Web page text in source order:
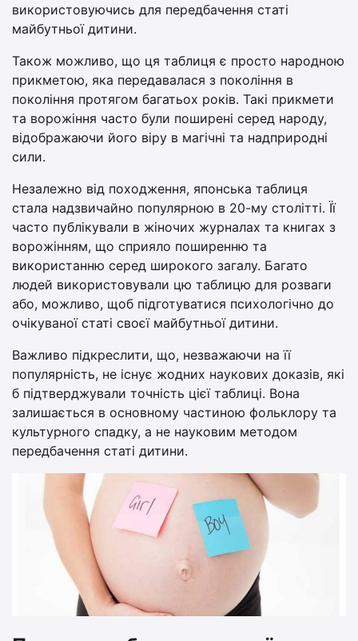
використовуючись для передбачення статі
майбутньої дитини.
Також можливо, що ця таблиця є просто народною
прикметою, яка передавалася з покоління в
покоління протягом багатьох років. Такі прикмети
та ворожіння часто були поширені серед народу,
відображаючи його віру в магічні та надприродні
сили.
Незалежно від походження, японська таблиця
стала надзвичайно популярною в 20-му столітті. Її
часто публікували в жіночих журналах та книгах з
ворожінням, що сприяло поширенню та
використанню серед широкого загалу. Багато
людей використовували цю таблицю для розваги
або, можливо, щоб підготуватися психологічно до
очікуваної статі своєї майбутньої дитини.
Важливо підкреслити, що, незважаючи на її
популярність, не існує жодних наукових доказів, які
б підтверджували точність цієї таблиці. Вона
залишається в основному частиною фольклору та
культурного спадку, а не науковим методом
передбачення статі дитини.